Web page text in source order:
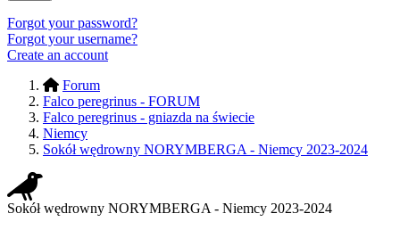
Forgot your password?
Forgot your username?
Create an account
Forum
Falco peregrinus - FORUM
Falco peregrinus - gniazda na świecie
Niemcy
Sokół wędrowny NORYMBERGA - Niemcy 2023-2024
Sokół wędrowny NORYMBERGA - Niemcy 2023-2024